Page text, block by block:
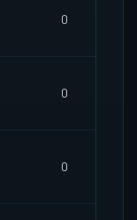
0
0
0